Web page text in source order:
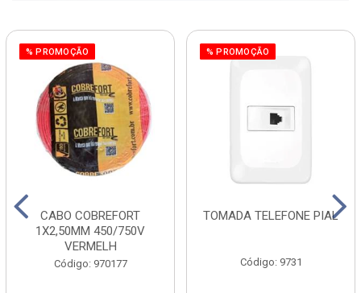
% PROMOÇÃO
CABO COBREFORT
1X2,50MM 450/750V
VERMELH
Código: 970177
% PROMOÇÃO
TOMADA TELEFONE PIAL
Código: 9731